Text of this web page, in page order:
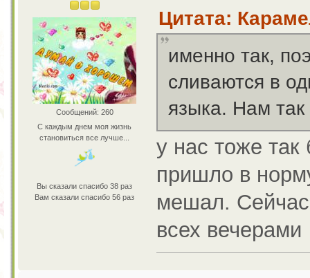
Сообщений: 260
С каждым днем моя жизнь
становиться все лучше...
Вы сказали спасибо 38 раз
Вам сказали спасибо 56 раз
Цитата:
именно так,
сливаются в
языка. Нам так
у нас тоже
пришло в
мешал.
всех вечерами